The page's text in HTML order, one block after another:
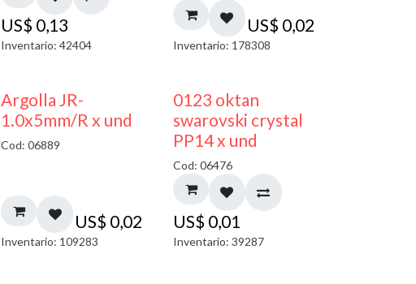
US$ 0,13
Inventario: 42404
US$ 0,02
Inventario: 178308
Argolla JR-
1.0x5mm/R x und
Cod: 06889
US$ 0,02
Inventario: 109283
0123 oktan
swarovski crystal
PP14 x und
Cod: 06476
US$ 0,01
Inventario: 39287